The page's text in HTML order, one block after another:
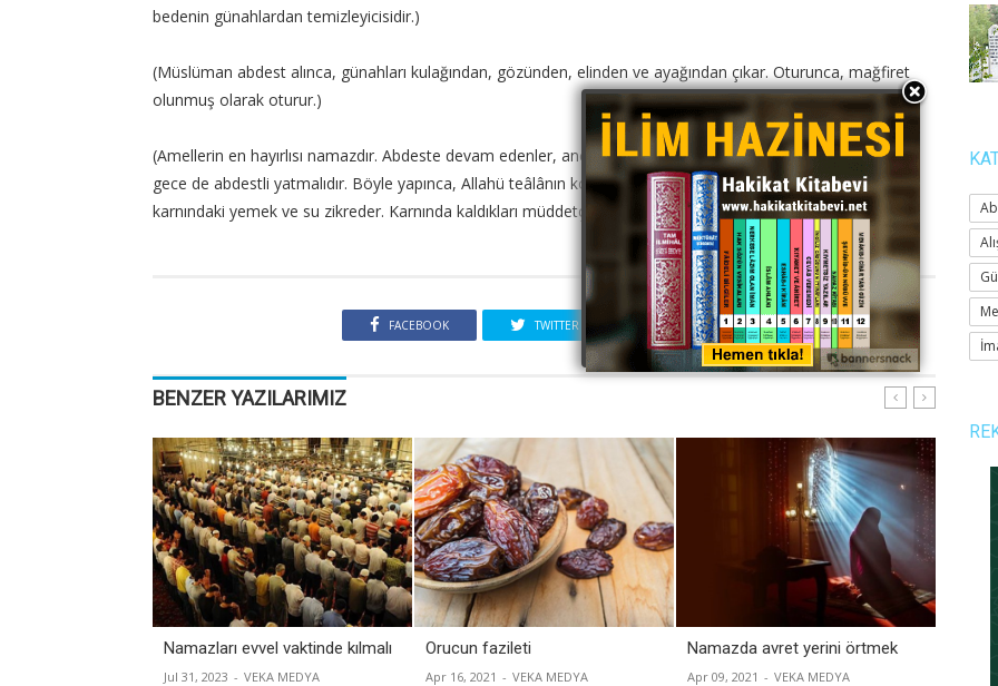
bedenin günahlardan temizleyicisidir.)
(Müslüman abdest alınca, günahları kulağından, gözünden, elinden ve ayağından çıkar. Oturunca, mağfiret
olunmuş olarak oturur.)
(Amellerin en hayırlısı namazdır. Abdeste devam edenler, ancak müminlerdir. Mümin gündüz abdestli olmalı,
gece de abdestli yatmalıdır. Böyle yapınca, Allahü teâlânın korumasında olur. Abdestli iken yiyip, içenin
karnındaki yemek ve su zikreder. Karnında kaldıkları müddetçe, onun için istiğfar ederler.)
FACEBOOK TWITTER PINTEREST
BENZER YAZILARIMIZ
Namazları evvel vaktinde kılmalı
Jul 31, 2023 - VEKA MEDYA
Orucun fazileti
Apr 16, 2021 - VEKA MEDYA
Namazda avret yerini örtmek
Apr 09, 2021 - VEKA MEDYA